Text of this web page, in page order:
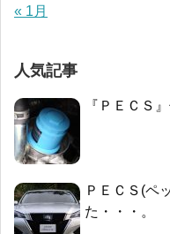
« 1月
人気記事
『ＰＥＣＳ
ＰＥＣＳ(ペ
た・・・。